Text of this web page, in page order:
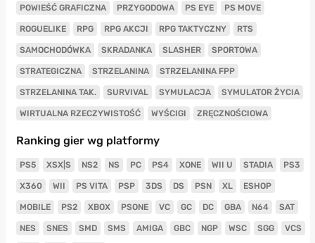
POWIEŚĆ GRAFICZNA PRZYGODOWA PS EYE PS MOVE
ROGUELIKE RPG RPG AKCJI RPG TAKTYCZNY RTS
SAMOCHODÓWKA SKRADANKA SLASHER SPORTOWA
STRATEGICZNA STRZELANINA STRZELANINA FPP
STRZELANINA TAK. SURVIVAL SYMULACJA SYMULATOR ŻYCIA
WIRTUALNA RZECZYWISTOŚĆ WYŚCIGI ZRĘCZNOŚCIOWA
Ranking gier wg platformy
PS5 XSX|S NS2 NS PC PS4 XONE WII U STADIA PS3
X360 WII PS VITA PSP 3DS DS PSN XL ESHOP
MOBILE PS2 XBOX PSONE VC GC DC GBA N64 SAT
NES SNES SMD SMS AMIGA GBC NGP WSC SGG VCS